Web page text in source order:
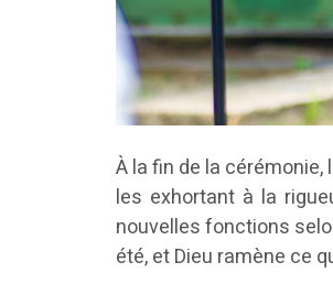
À la fin de la
les exhortant à la
nouvelles fonctions
été, et Dieu ramène ce